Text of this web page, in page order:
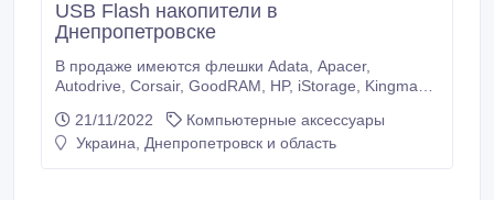
USB Flash накопители в
Днепропетровске
В продаже имеются флешки Adata, Apacer,
Autodrive, Corsair, GoodRAM, HP, iStorage, Kingmax,
SanDisk, Silicon Power, SuperTalent, TakeMS, Team
Group, Toshiba, Transcend, Verbatim, Zana Design
21/11/2022
Компьютерные аксессуары
Украина, Днепропетровск и область